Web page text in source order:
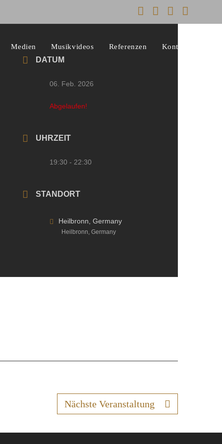
Medien Musikvideos Referenzen Kontakt
DATUM
06. Feb. 2026
Abgelaufen!
UHRZEIT
19:30 - 22:30
STANDORT
Heilbronn, Germany
Heilbronn, Germany
Nächste Veranstaltung